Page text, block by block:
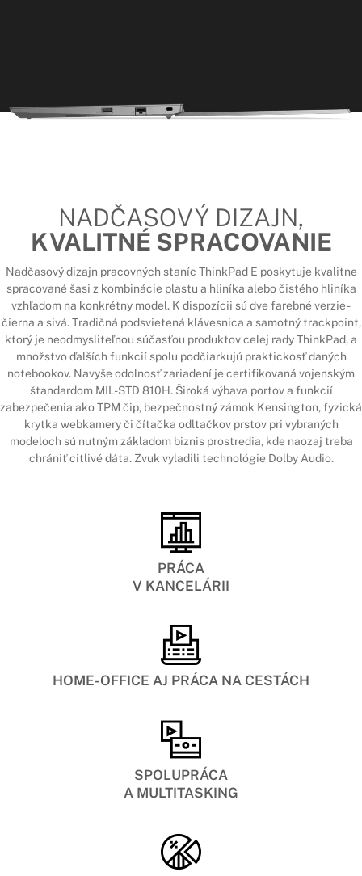
NADČASOVÝ DIZAJN,
KVALITNÉ SPRACOVANIE
Nadčasový dizajn pracovných staníc ThinkPad E poskytuje kvalitne
spracované šasi z kombinácie plastu a hliníka alebo čistého hliníka
vzhľadom na konkrétny model. K dispozícii sú dve farebné verzie -
čierna a sivá. Tradičná podsvietená klávesnica a samotný trackpoint,
ktorý je neodmysliteľnou súčasťou produktov celej rady ThinkPad, a
množstvo ďalších funkcií spolu podčiarkujú praktickosť daných
notebookov. Navyše odolnosť zariadení je certifikovaná vojenským
štandardom MIL-STD 810H. Široká výbava portov a funkcií
zabezpečenia ako TPM čip, bezpečnostný zámok Kensington, fyzická
krytka webkamery či čítačka odltačkov prstov pri vybraných
modeloch sú nutným základom biznis prostredia, kde naozaj treba
chrániť citlivé dáta. Zvuk vyladili technológie Dolby Audio.
PRÁCA
V KANCELÁRII
HOME-OFFICE AJ PRÁCA NA CESTÁCH
SPOLUPRÁCA
A MULTITASKING